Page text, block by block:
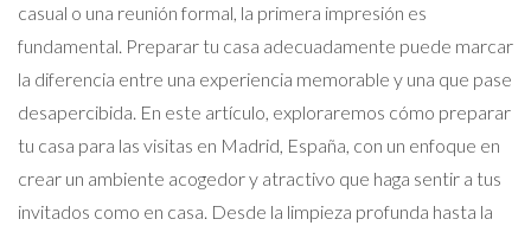
casual o una reunión formal, la primera impresión es
fundamental. Preparar tu casa adecuadamente puede marcar
la diferencia entre una experiencia memorable y una que pase
desapercibida. En este artículo, exploraremos cómo preparar
tu casa para las visitas en Madrid, España, con un enfoque en
crear un ambiente acogedor y atractivo que haga sentir a tus
invitados como en casa. Desde la limpieza profunda hasta la